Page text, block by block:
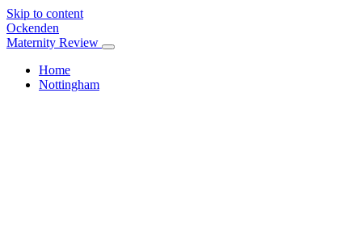
Skip to content
Ockenden
Maternity Review
Home
Nottingham